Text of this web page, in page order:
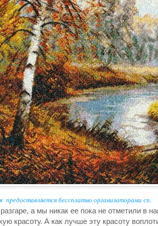
предоставляется бессплатно организаторами сп.
а мы никак ее пока не отметили в
красоту. А как лучше эту красоту